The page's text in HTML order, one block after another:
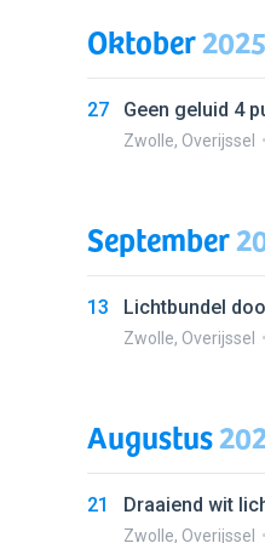
Oktober2025
27 Geen geluid 4
Zwolle, Overijssel
September
13 Lichtbundel
Zwolle, Overijssel
Augustus
21 Draaiend wit
Zwolle, Overijssel